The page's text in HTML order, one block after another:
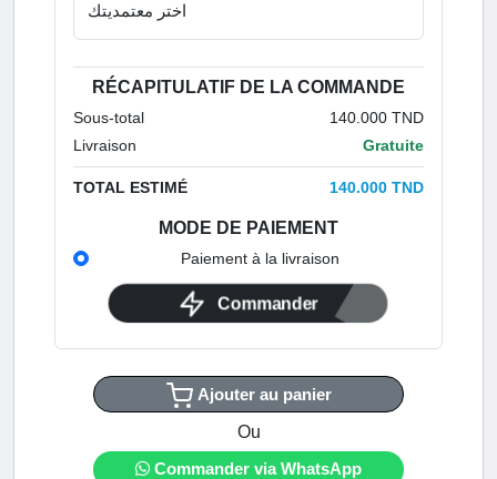
RÉCAPITULATIF DE LA COMMANDE
Sous-total
140.000 TND
Livraison
Gratuite
TOTAL ESTIMÉ 140.000 TND
MODE DE PAIEMENT
Paiement à la livraison
Commander
Ajouter au panier
Ou
Commander via WhatsApp